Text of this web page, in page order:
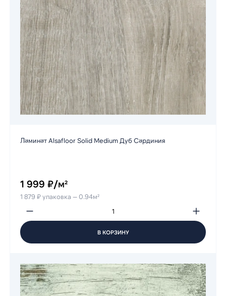
Ламинат Alsafloor Solid Medium Дуб Сардиния
1 999 ₽/м²
1 879 ₽ упаковка — 0.94м²
В КОРЗИНУ